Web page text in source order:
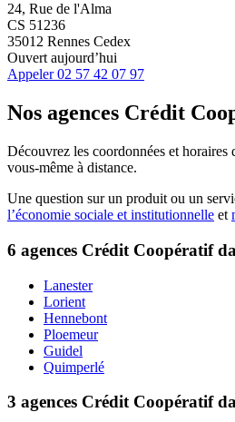
24, Rue de l'Alma
CS 51236
35012 Rennes Cedex
Ouvert aujourd’hui
Appeler 02 57 42 07 97
Nos agences Crédit
Découvrez les coordonnées et horaires
vous-même à distance.
Une question sur un produit ou un
l’économie sociale et institutionnelle et
6 agences Crédit Coopératif
Lanester
Lorient
Hennebont
Ploemeur
Guidel
Quimperlé
3 agences Crédit Coopératif